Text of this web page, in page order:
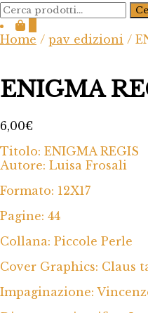
Cerca:
Home / pav edizioni /
ENIGMA
6,00€
Titolo: ENIGMA REGIS
Autore: Luisa Frosali
Formato: 12X17
Pagine: 44
Collana: Piccole Perle
Cover Graphics: Claus
Impaginazione: